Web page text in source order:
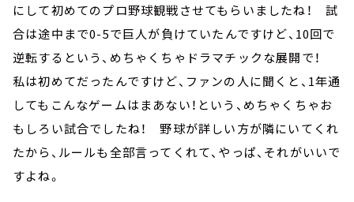
にして初めてのプロ野球観戦させてもらいましたね！ 試
合は途中まで0-5で巨人が負けていたんですけど、10回で
逆転するという、めちゃくちゃドラマチックな展開で！
私は初めてだったんですけど、ファンの人に聞くと、1年通
してもこんなゲームはまあない！という、めちゃくちゃお
もしろい試合でしたね！ 野球が詳しい方が隣にいてくれ
たから、ルールも全部言ってくれて、やっぱ、それがいいで
すよね。